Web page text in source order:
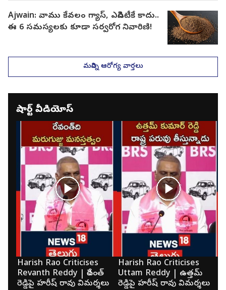
Ajwain: వాము కేవలం గ్యాస్, ఎసిడిటీకే కాదు..
ఈ 6 సమస్యలకు కూడా సర్వరోగ నివారిణి!
మరిన్ని ఆరోగ్య వార్తలు
షార్ట్ వీడియోస్
Harish Rao Criticises
Revanth Reddy | రేవంత్
రెడ్డిపై హరీష్ రావు విమర్శలు
Harish Rao Criticises
Uttam Reddy | ఉత్తమ్
రెడ్డిపై హరీష్ రావు విమర్శలు